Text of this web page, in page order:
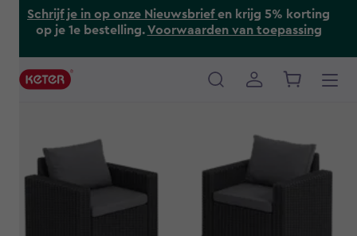
Schrijf je in op onze Nieuwsbriefen krijg 5% korting
op je 1e bestelling.Voorwaarden van toepassing
Main